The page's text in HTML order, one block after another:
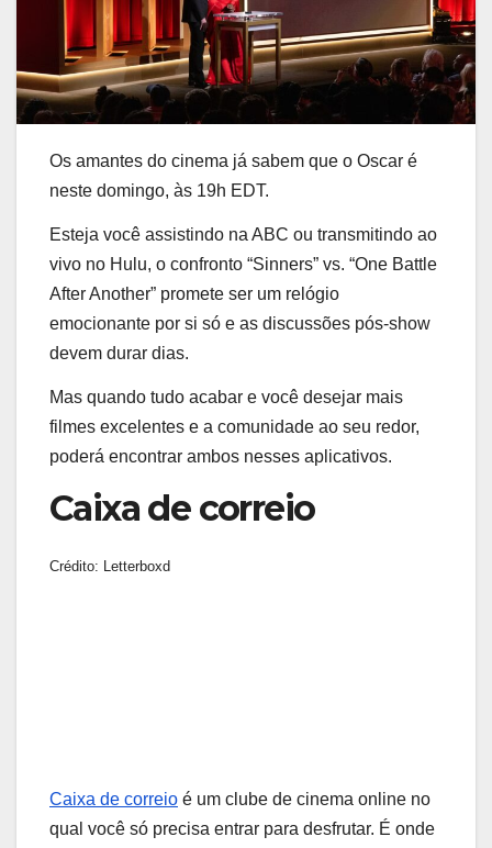
Os amantes do cinema já sabem que o Oscar é
neste domingo, às 19h EDT.
Esteja você assistindo na ABC ou transmitindo ao
vivo no Hulu, o confronto “Sinners” vs. “One Battle
After Another” promete ser um relógio
emocionante por si só e as discussões pós-show
devem durar dias.
Mas quando tudo acabar e você desejar mais
filmes excelentes e a comunidade ao seu redor,
poderá encontrar ambos nesses aplicativos.
Caixa de correio
Crédito: Letterboxd
Caixa de correio é um clube de cinema online no
qual você só precisa entrar para desfrutar. É onde